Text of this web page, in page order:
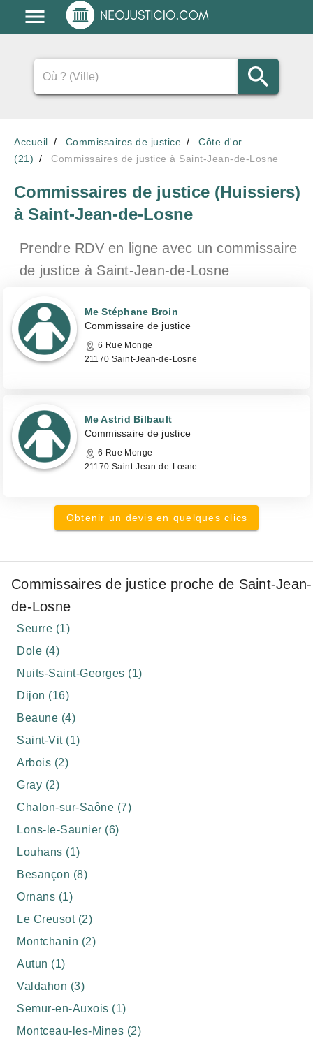
Accueil Commissaires de justice
Côte d'or
(21)
Commissaires de justice à Saint-Jean-de-Losne
Commissaires de justice (Huissiers)
à Saint-Jean-de-Losne
Prendre RDV en ligne avec un commissaire
de justice à Saint-Jean-de-Losne
Me Stéphane Broin
Commissaire de justice
6 Rue Monge
21170 Saint-Jean-de-Losne
Me Astrid Bilbault
Commissaire de justice
6 Rue Monge
21170 Saint-Jean-de-Losne
Obtenir un devis en quelques clics
Commissaires de justice proche de Saint-Jean-
de-Losne
Seurre (1)
Dole (4)
Nuits-Saint-Georges (1)
Dijon (16)
Beaune (4)
Saint-Vit (1)
Arbois (2)
Gray (2)
Chalon-sur-Saône (7)
Lons-le-Saunier (6)
Louhans (1)
Besançon (8)
Ornans (1)
Le Creusot (2)
Montchanin (2)
Autun (1)
Valdahon (3)
Semur-en-Auxois (1)
Montceau-les-Mines (2)